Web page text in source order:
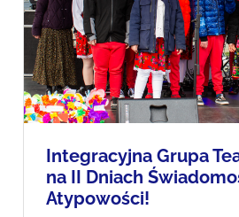
Integracyjna Grupa
na II Dniach
Atypowości!